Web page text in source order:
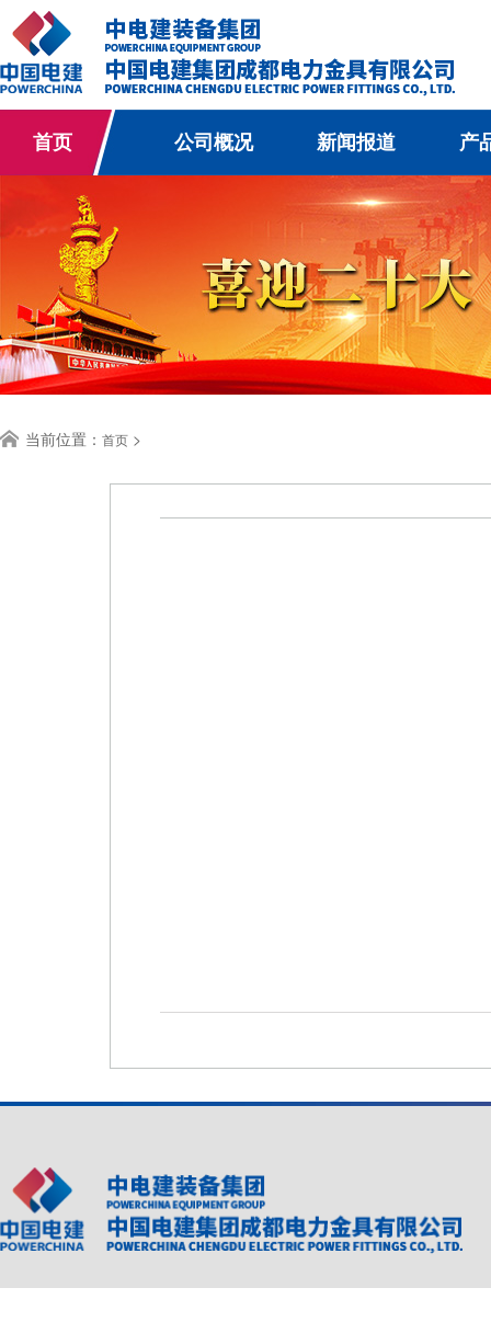
首页 公司概况 新闻报道 产
当前位置： 首页 >